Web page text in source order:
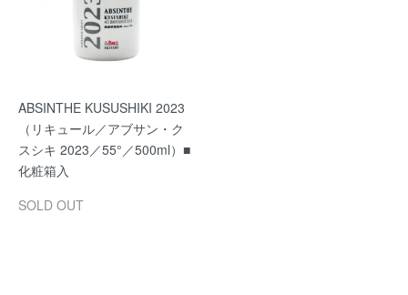
ABSINTHE KUSUSHIKI 2023
（リキュール／アブサン・ク
スシキ 2023／55°／500ml）■
化粧箱入
SOLD OUT